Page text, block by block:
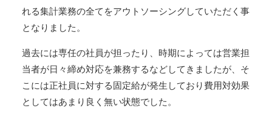
れる集計業務の全てをアウトソーシングしていただく事
となりました。
過去には専任の社員が担ったり、時期によっては営業担
当者が日々締め対応を兼務するなどしてきましたが、そ
こには正社員に対する固定給が発生しており費用対効果
としてはあまり良く無い状態でした。